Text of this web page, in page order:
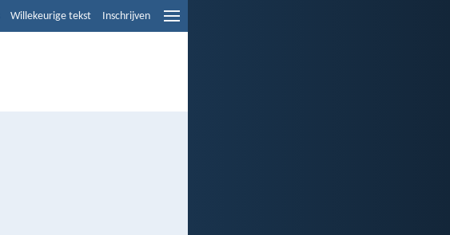
Willekeurige tekst Inschrijven